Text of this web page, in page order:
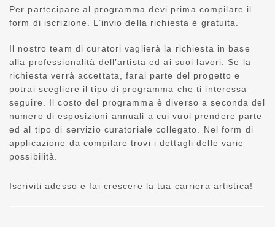
Per partecipare al programma devi prima compilare il
form di iscrizione. L’invio della richiesta è gratuita.
Il nostro team di curatori vaglierà la richiesta in base
alla professionalità dell’artista ed ai suoi lavori. Se la
richiesta verrà accettata, farai parte del progetto e
potrai scegliere il tipo di programma che ti interessa
seguire. Il costo del programma è diverso a seconda del
numero di esposizioni annuali a cui vuoi prendere parte
ed al tipo di servizio curatoriale collegato. Nel form di
applicazione da compilare trovi i dettagli delle varie
possibilità.
Iscriviti adesso e fai crescere la tua carriera artistica!